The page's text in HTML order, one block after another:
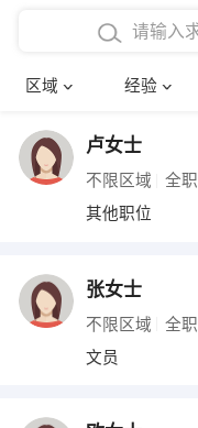
区域 经验
在校学生工作经验
四年以上工作经验
五年以上工作经验
博士
文员
财务会计
网络IT
收银员
卢女士
不限区域 全职
其他职位
张女士
不限区域 全职
文员